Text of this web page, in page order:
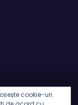
| Theme by
cookie-uri.